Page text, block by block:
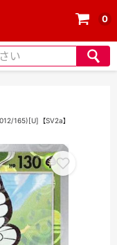
0
165)[U]【SV2a】